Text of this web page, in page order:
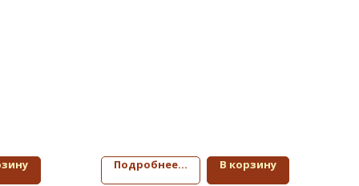
Подробнее... В корзину